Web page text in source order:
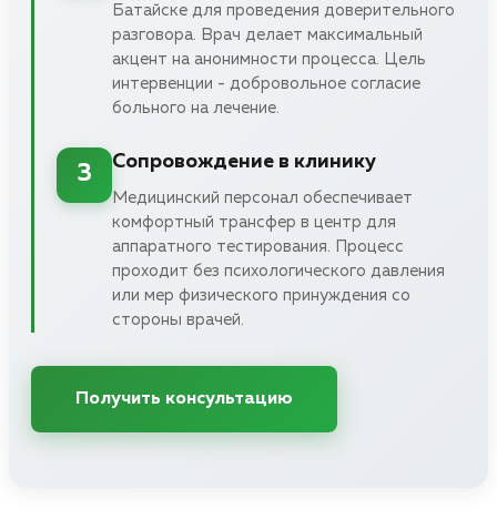
Батайске для проведения доверительного
разговора. Врач делает максимальный
акцент на анонимности процесса. Цель
интервенции - добровольное согласие
больного на лечение.
3
Сопровождение в клинику
Медицинский персонал обеспечивает
комфортный трансфер в центр для
аппаратного тестирования. Процесс
проходит без психологического давления
или мер физического принуждения со
стороны врачей.
Получить консультацию